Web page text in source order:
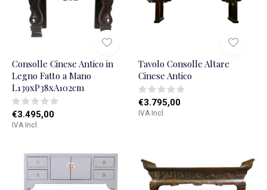
Consolle Cinese Antico in
Legno Fatto a Mano
L139xP38xA102cm
€3.495,00
IVA Incl.
Tavolo Consolle Altare
Cinese Antico
€3.795,00
IVA Incl.